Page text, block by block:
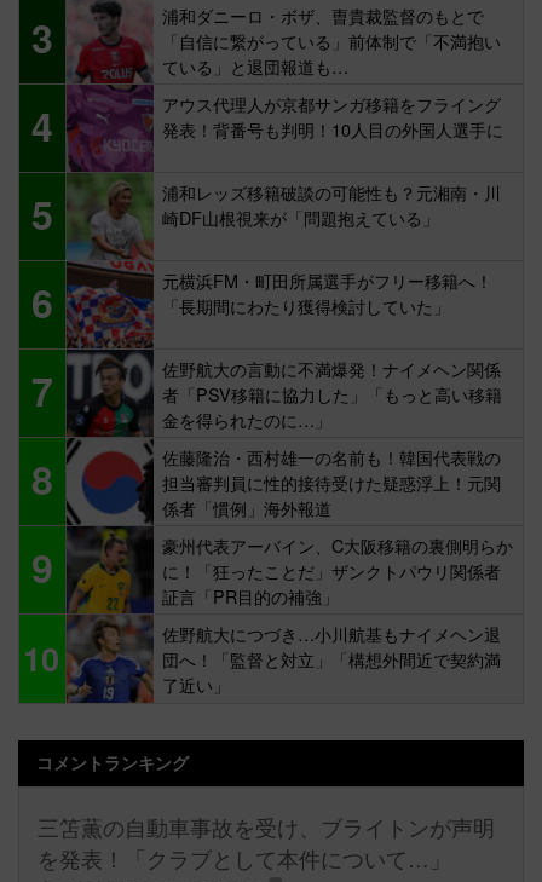
3
浦和ダニーロ・ボザ、曺貴裁監督のもとで
「自信に繋がっている」前体制で「不満抱い
ている」と退団報道も…
4
アウス代理人が京都サンガ移籍をフライング
発表！背番号も判明！10人目の外国人選手に
5
浦和レッズ移籍破談の可能性も？元湘南・川
崎DF山根視来が「問題抱えている」
6
元横浜FM・町田所属選手がフリー移籍へ！
「長期間にわたり獲得検討していた」
7
佐野航大の言動に不満爆発！ナイメヘン関係
者「PSV移籍に協力した」「もっと高い移籍
金を得られたのに…」
8
佐藤隆治・西村雄一の名前も！韓国代表戦の
担当審判員に性的接待受けた疑惑浮上！元関
係者「慣例」海外報道
9
豪州代表アーバイン、C大阪移籍の裏側明らか
に！「狂ったことだ」ザンクトパウリ関係者
証言「PR目的の補強」
10
佐野航大につづき…小川航基もナイメヘン退
団へ！「監督と対立」「構想外間近で契約満
了近い」
コメントランキング
三笘薫の自動車事故を受け、ブライトンが声明
を発表！「クラブとして本件について…」